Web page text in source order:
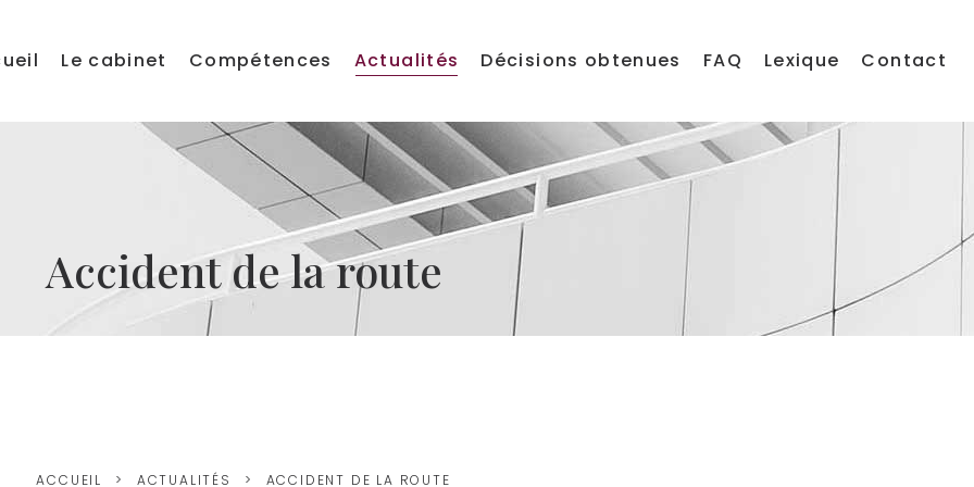
Le cabinet Compétences Actualités Décisions obtenues FAQ Lexique Contact
Accident de la route
ACCUEIL ACTUALITÉS ACCIDENT DE LA ROUTE